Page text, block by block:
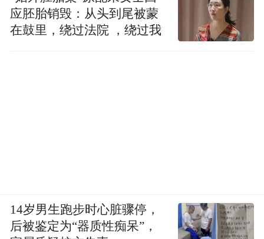
应胚胎销毁：从头到尾被蒙
在鼓里，绕过法院 ，绕过我
14岁男生跑步时心脏骤停，
后被鉴定为“器质性痴呆”，